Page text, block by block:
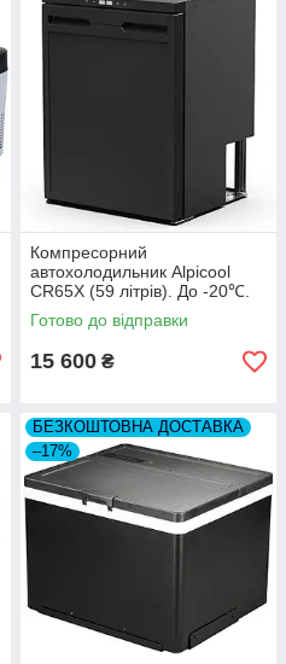
Компресорний
автохолодильник Alpicool
CR65X (59 літрів). До -20℃.
(12, 24 вольт)
Готово до відправки
15 600 ₴
БЕЗКОШТОВНА ДОСТАВКА
–17%